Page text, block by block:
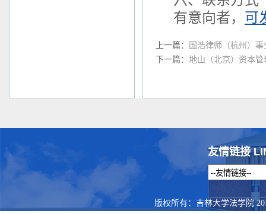
有意向者， 可
上一篇：
国浩律师（杭州）
下一篇： 地山（北京）资本
友情链接
版权所有：吉林大学法学院